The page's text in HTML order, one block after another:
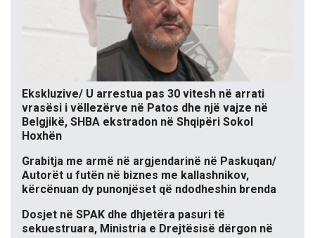
Ekskluzive/ U arrestua pas 30 vitesh në arrati
vrasësi i vëllezërve në Patos dhe një vajze në
Belgjikë, SHBA ekstradon në Shqipëri Sokol
Hoxhën
Grabitja me armë në argjendarinë në Paskuqan/
Autorët u futën në biznes me kallashnikov,
kërcënuan dy punonjëset që ndodheshin brenda
Dosjet në SPAK dhe dhjetëra pasuri të
sekuestruara, Ministria e Drejtësisë dërgon në